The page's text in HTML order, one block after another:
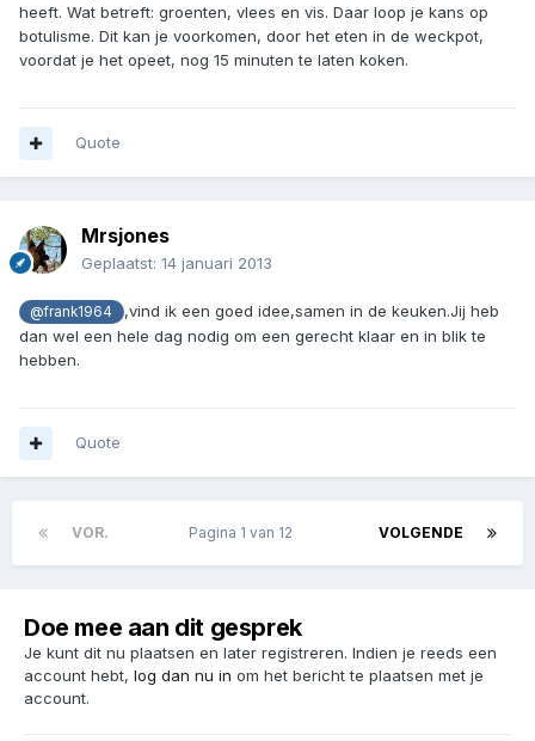
heeft. Wat betreft: groenten, vlees en vis. Daar loop je kans op
botulisme. Dit kan je voorkomen, door het eten in de weckpot,
voordat je het opeet, nog 15 minuten te laten koken.
Quote
Mrsjones
Geplaatst: 14 januari 2013
@frank1964
,vind ik een goed idee,samen in de keuken.Jij heb
dan wel een hele dag nodig om een gerecht klaar en in blik te
hebben.
Quote
VOR. VOLGENDE
Pagina 1 van 12
Doe mee aan dit gesprek
Je kunt dit nu plaatsen en later registreren. Indien je reeds een
account hebt, log dan nu in om het bericht te plaatsen met je
account.